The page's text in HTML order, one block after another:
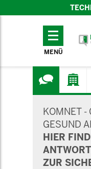
TECHNISCHES
MENÜ
KOMNET -
GESUND
HIER
ZUR